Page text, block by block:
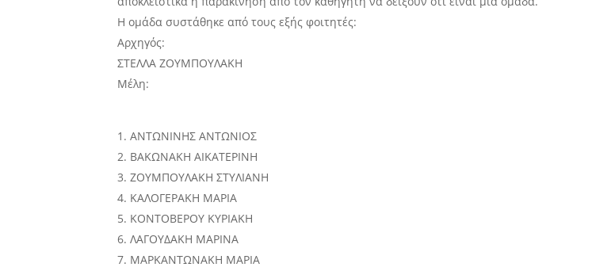
Η ομάδα συστάθηκε από τους εξής φοιτητές:
Αρχηγός:
ΣΤΕΛΛΑ ΖΟΥΜΠΟΥΛΑΚΗ
Μέλη:
ΑΝΤΩΝΙΝΗΣ ΑΝΤΩΝΙΟΣ
ΒΑΚΩΝΑΚΗ ΑΙΚΑΤΕΡΙΝΗ
ΖΟΥΜΠΟΥΛΑΚΗ ΣΤΥΛΙΑΝΗ
ΚΑΛΟΓΕΡΑΚΗ ΜΑΡΙΑ
ΚΟΝΤΟΒΕΡΟΥ ΚΥΡΙΑΚΗ
ΛΑΓΟΥΔΑΚΗ ΜΑΡΙΝΑ
ΜΑΡΚΑΝΤΩΝΑΚΗ ΜΑΡΙΑ